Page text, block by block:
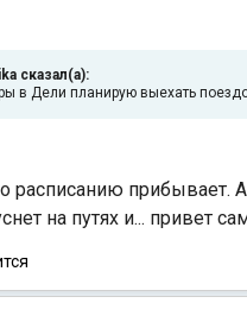
сказал(а):
в Дели планирую выехать
расписанию прибывает.
на путях и... привет